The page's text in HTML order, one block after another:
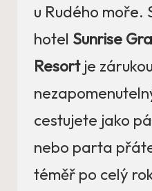
u Rudého moře.
hotel Sunrise
Resortje zárukou
cestujete jako
nebo parta
téměř po celý